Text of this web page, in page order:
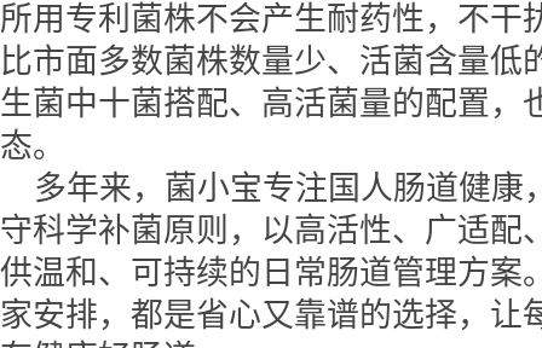
所用专利菌株不会产生耐药性，不干
比市面多数菌株数量少、活菌含量低
生菌中十菌搭配、高活菌量的配置，
态。
多年来，菌小宝专注国人肠道健康
守科学补菌原则，以高活性、广适配
供温和、可持续的日常肠道管理方案
家安排，都是省心又靠谱的选择，让